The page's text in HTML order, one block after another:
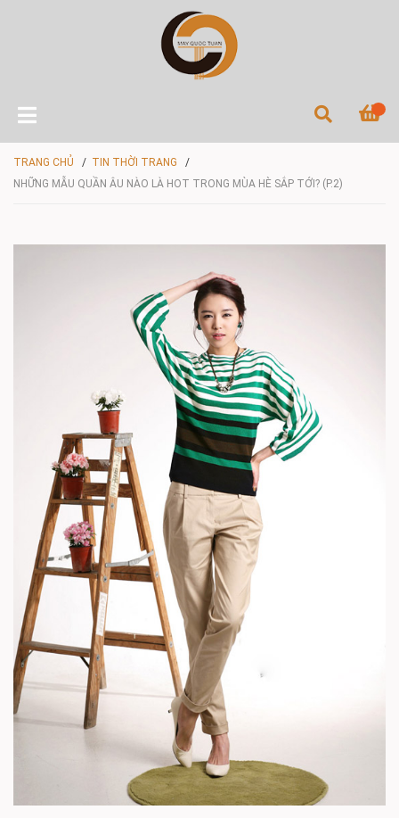
TRANG CHỦ / TIN THỜI TRANG
/
NHỮNG MẪU QUẦN ÂU NÀO LÀ HOT TRONG MÙA HÈ SẮP TỚI? (P.2)